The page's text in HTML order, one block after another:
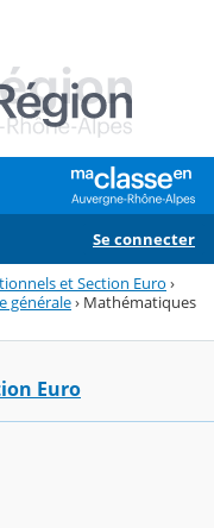
Se connecter
et Section Euro ›
générale› Mathématiques
Euro